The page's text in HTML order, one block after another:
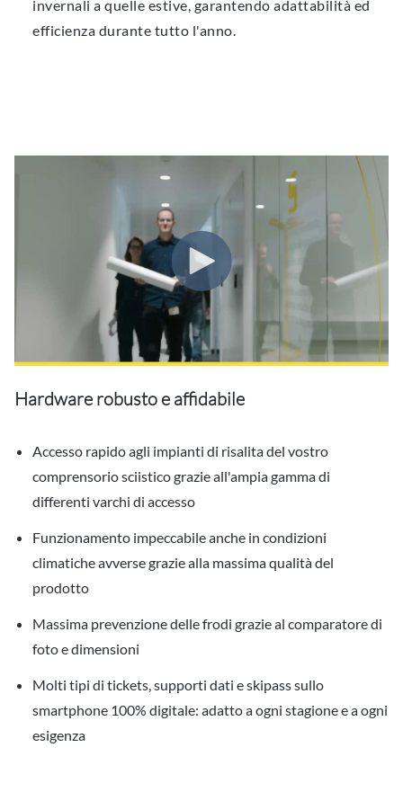
invernali a quelle estive, garantendo adattabilità ed
efficienza durante tutto l'anno.
Hardware robusto e affidabile
Accesso rapido agli impianti di risalita del vostro
comprensorio sciistico grazie all'ampia gamma di
differenti varchi di accesso
Funzionamento impeccabile anche in condizioni
climatiche avverse grazie alla massima qualità del
prodotto
Massima prevenzione delle frodi grazie al comparatore di
foto e dimensioni
Molti tipi di tickets, supporti dati e skipass sullo
smartphone 100% digitale: adatto a ogni stagione e a ogni
esigenza